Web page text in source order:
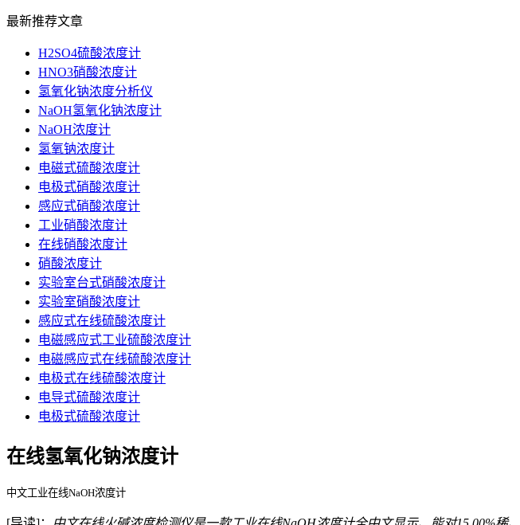
最新推荐文章
H2SO4硫酸浓度计
HNO3硝酸浓度计
氢氧化钠浓度分析仪
NaOH氢氧化钠浓度计
NaOH浓度计
氢氧钠浓度计
电磁式硫酸浓度计
电极式硝酸浓度计
感应式硝酸浓度计
工业硝酸浓度计
在线硝酸浓度计
硝酸浓度计
实验室台式硝酸浓度计
实验室硝酸浓度计
感应式在线硫酸浓度计
电磁感应式工业硫酸浓度计
电磁感应式在线硫酸浓度计
电极式在线硫酸浓度计
电导式硫酸浓度计
电极式硫酸浓度计
在线氢氧化钠浓度计
中文工业在线NaOH浓度计